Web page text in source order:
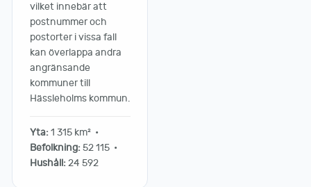
vilket innebär att
postnummer och
postorter i vissa fall
kan överlappa andra
angränsande
kommuner till
Hässleholms kommun.
Yta:1 315 km² •
Befolkning:52 115 •
Hushåll:24 592